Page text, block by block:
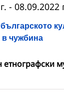
в чужбина
- 08.09.2022